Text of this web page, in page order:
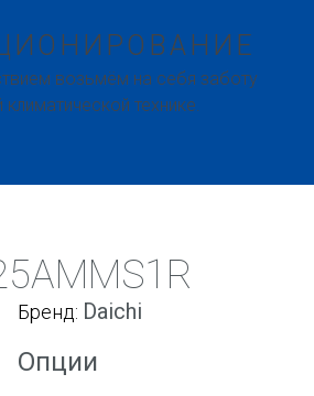
возьмём на себя заботу
технике.
Бренд: Daichi
Опции